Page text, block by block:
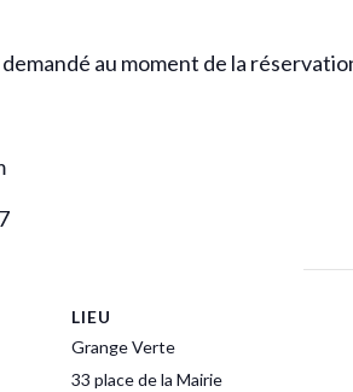
au moment de la
LIEU
Grange Verte
33 place de la Mairie